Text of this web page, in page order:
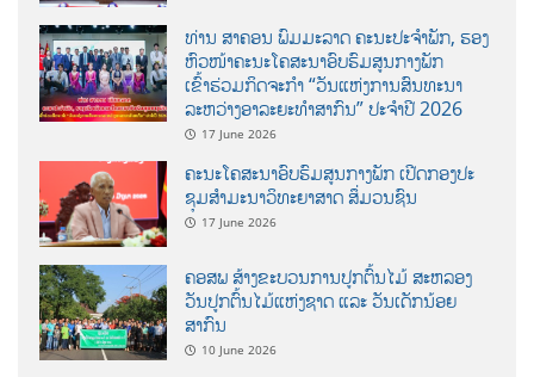
ທ່ານ ສາຄອນ ພົມມະລາດ ຄະນະປະຈໍາພັກ, ຮອງ
ຫົວໜ້າຄະນະໂຄສະນາອົບຮົມສູນກາງພັກ
ເຂົ້າຮ່ວມກິດຈະກຳ “ວັນແຫ່ງການສົນທະນາ
ລະຫວ່າງອາລະຍະທຳສາກົນ” ປະຈຳປີ 2026
17 June 2026
ຄະນະໂຄສະນາອົບຮົມສູນກາງພັກ ເປີດກອງປະ
ຊຸມສຳມະນາວິທະຍາສາດ ສຶ່ມວນຊົນ
17 June 2026
ຄອສພ ສ້າງຂະບວນການປູກຕົ້ນໄມ້ ສະຫລອງ
ວັນປູກຕົ້ນໄມ້ແຫ່ງຊາດ ແລະ ວັນເດັກນ້ອຍ
ສາກົນ
10 June 2026